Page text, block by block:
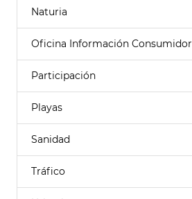
Naturia
Oficina Información Consumidor
Participación
Playas
Sanidad
Tráfico